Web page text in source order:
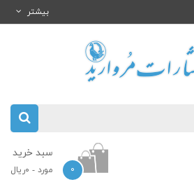
بیشتر
سبد خرید
۰ مورد - ۰ریال